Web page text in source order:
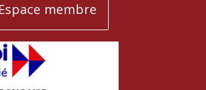
Espace membre